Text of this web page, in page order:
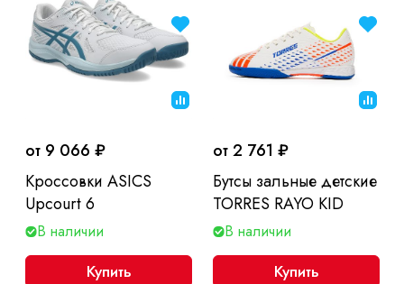
от 9 066 ₽
Кроссовки ASICS
Upcourt 6
В наличии
Купить
от 2 761 ₽
Бутсы зальные детские
TORRES RAYO KID
В наличии
Купить